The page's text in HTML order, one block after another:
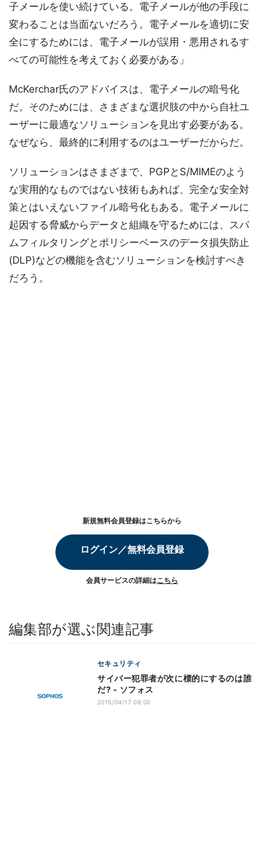
子メールを使い続けている。電子メールが他の手段に
変わることは当面ないだろう。電子メールを適切に安
全にするためには、電子メールが誤用・悪用されるす
べての可能性を考えておく必要がある」
McKerchar氏のアドバイスは、電子メールの暗号化
だ。そのためには、さまざまな選択肢の中から自社ユ
ーザーに最適なソリューションを見出す必要がある。
なぜなら、最終的に利用するのはユーザーだからだ。
ソリューションはさまざまで、PGPとS/MIMEのよう
な実用的なものではない技術もあれば、完全な安全対
策とはいえないファイル暗号化もある。電子メールに
起因する脅威からデータと組織を守るためには、スパ
ムフィルタリングとポリシーベースのデータ損失防止
(DLP)などの機能を含むソリューションを検討すべき
だろう。
新規無料会員登録はこちらから
ログイン／無料会員登録
会員サービスの詳細はこちら
編集部が選ぶ関連記事
セキュリティ
サイバー犯罪者が次に標的にするのは誰
だ? - ソフォス
2015/04/17 08:00